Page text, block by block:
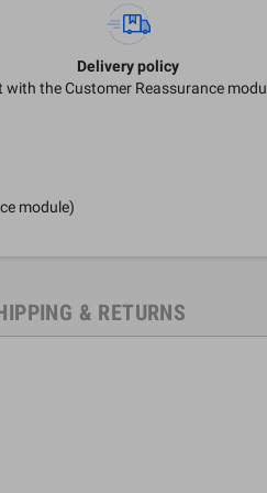
Delivery policy
with the Customer Reassurance
module)
& RETURNS